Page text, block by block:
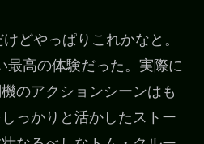
どやっぱりこれかなと。
最高の体験だった。実際に
のアクションシーンはも
っかりと活かしたストー